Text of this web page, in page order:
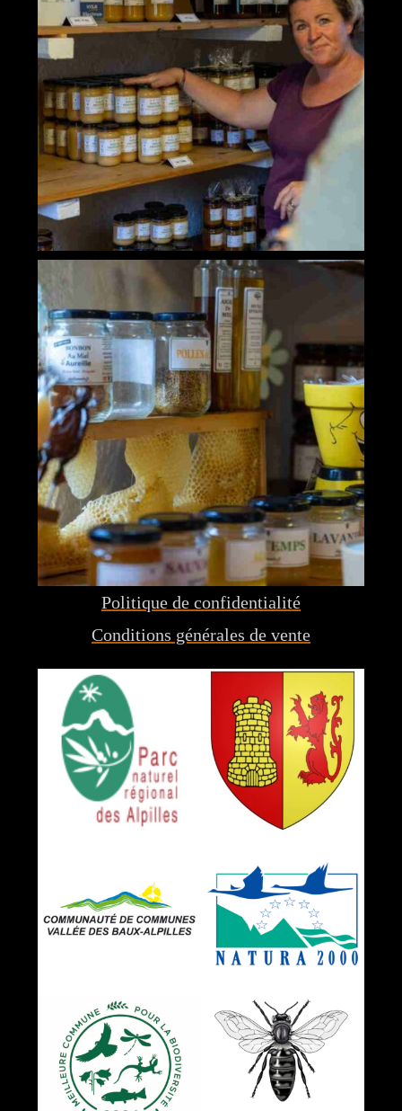
Politique de confidentialité
Conditions générales de vente